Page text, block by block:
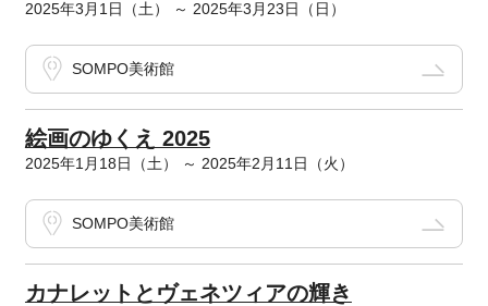
2025年3月1日（土） ～ 2025年3月23日（日）
SOMPO美術館
絵画のゆくえ 2025
2025年1月18日（土） ～ 2025年2月11日（火）
SOMPO美術館
カナレットとヴェネツィアの輝き